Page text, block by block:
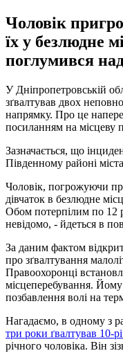
Чоловік
їх у безлюдне
поглумився
У Дніпропетровській
зґвалтував двох
напрямку. Про це
посиланням на місцеву
Зазначається, що
Південному районі
Чоловік, погрожуючи
дівчаток в безлюдне
Обом потерпілим по 12
невідомо, - йдеться в
За даним фактом
про зґвалтування
Правоохоронці
місцеперебування.
позбавлення волі на
Нагадаємо, в одному з
три роки ґвалтував 10-
річного чоловіка. Він